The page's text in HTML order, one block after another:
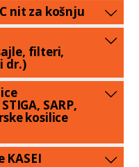
nit za košnju
filteri,
dr.)
SARP,
kosilice
KASEI